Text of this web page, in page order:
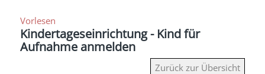
Vorlesen
Kindertageseinrichtung - Kind für
Aufnahme anmelden
Zurück zur Übersicht